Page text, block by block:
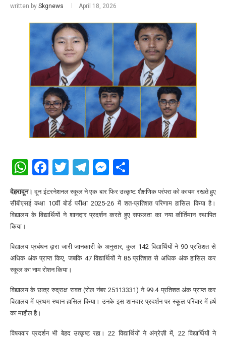
written by Skgnews April 18, 2026
WhatsApp
Facebook
Twitter
Telegram
Messenger
देहरादून। दून इंटरनेशनल स्कूल ने एक बार फिर उत्कृष्ट शैक्षणिक परंपरा को कायम रखते हुए
सीबीएसई कक्षा 10वीं बोर्ड परीक्षा 2025-26 में शत-प्रतिशत परिणाम हासिल किया है।
विद्यालय के विद्यार्थियों ने शानदार प्रदर्शन करते हुए सफलता का नया कीर्तिमान स्थापित
किया।
विद्यालय प्रबंधन द्वारा जारी जानकारी के अनुसार, कुल 142 विद्यार्थियों ने 90 प्रतिशत से
अधिक अंक प्राप्त किए, जबकि 47 विद्यार्थियों ने 85 प्रतिशत से अधिक अंक हासिल कर
स्कूल का नाम रोशन किया।
विद्यालय के छात्र रुद्राक्ष रावत (रोल नंबर 25113331) ने 99.4 प्रतिशत अंक प्राप्त कर
विद्यालय में प्रथम स्थान हासिल किया। उनके इस शानदार प्रदर्शन पर स्कूल परिवार में हर्ष
का माहौल है।
विषयवार प्रदर्शन भी बेहद उत्कृष्ट रहा। 22 विद्यार्थियों ने अंग्रेज़ी में, 22 विद्यार्थियों ने